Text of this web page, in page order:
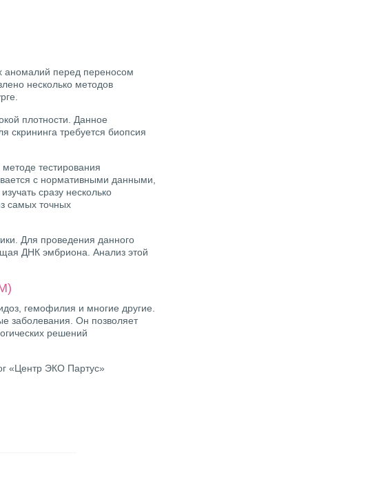
аномалий перед переносом
несколько методов
плотности. Данное
скрининга требуется биопсия
тестирования
с нормативными данными,
сразу несколько
самых точных
Для проведения данного
ДНК эмбриона. Анализ этой
гемофилия и многие другие.
заболевания. Он позволяет
решений
«Центр ЭКО Партус»